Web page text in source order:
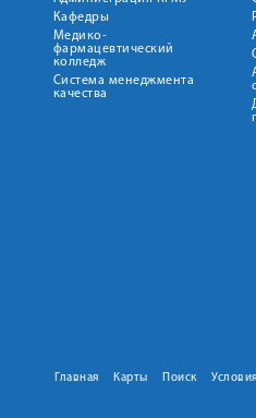
Кафедры
Медико-
фармацевтический
колледж
Система менеджмента
качества
Главная Карты Поиск